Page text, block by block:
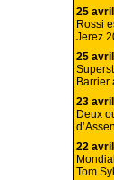
25
Rossi
Jerez
25
Barrier
23
Deux
22
Tom